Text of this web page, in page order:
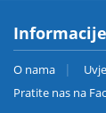
Informacije
O nama
Pratite nas na